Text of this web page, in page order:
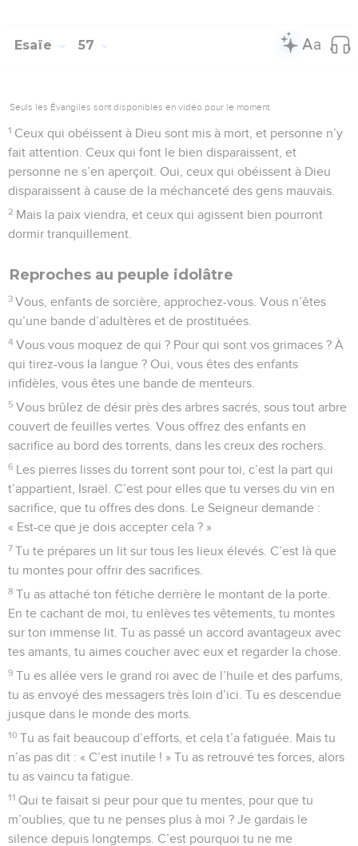
Esaïe 57
Seuls les Évangiles sont disponibles en vidéo pour le moment.
1 Ceux qui obéissent à Dieu sont mis à mort, et personne n’y
fait attention. Ceux qui font le bien disparaissent, et
personne ne s’en aperçoit. Oui, ceux qui obéissent à Dieu
disparaissent à cause de la méchanceté des gens mauvais.
2 Mais la paix viendra, et ceux qui agissent bien pourront
dormir tranquillement.
Reproches au peuple idolâtre
3 Vous, enfants de sorcière, approchez-vous. Vous n’êtes
qu’une bande d’adultères et de prostituées.
4 Vous vous moquez de qui ? Pour qui sont vos grimaces ? À
qui tirez-vous la langue ? Oui, vous êtes des enfants
infidèles, vous êtes une bande de menteurs.
5 Vous brûlez de désir près des arbres sacrés, sous tout arbre
couvert de feuilles vertes. Vous offrez des enfants en
sacrifice au bord des torrents, dans les creux des rochers.
6 Les pierres lisses du torrent sont pour toi, c’est la part qui
t’appartient, Israël. C’est pour elles que tu verses du vin en
sacrifice, que tu offres des dons. Le Seigneur demande :
« Est-ce que je dois accepter cela ? »
7 Tu te prépares un lit sur tous les lieux élevés. C’est là que
tu montes pour offrir des sacrifices.
8 Tu as attaché ton fétiche derrière le montant de la porte.
En te cachant de moi, tu enlèves tes vêtements, tu montes
sur ton immense lit. Tu as passé un accord avantageux avec
tes amants, tu aimes coucher avec eux et regarder la chose.
9 Tu es allée vers le grand roi avec de l’huile et des parfums,
tu as envoyé des messagers très loin d’ici. Tu es descendue
jusque dans le monde des morts.
10 Tu as fait beaucoup d’efforts, et cela t’a fatiguée. Mais tu
n’as pas dit : « C’est inutile ! » Tu as retrouvé tes forces, alors
tu as vaincu ta fatigue.
11 Qui te faisait si peur pour que tu mentes, pour que tu
m’oublies, que tu ne penses plus à moi ? Je gardais le
silence depuis longtemps. C’est pourquoi tu ne me